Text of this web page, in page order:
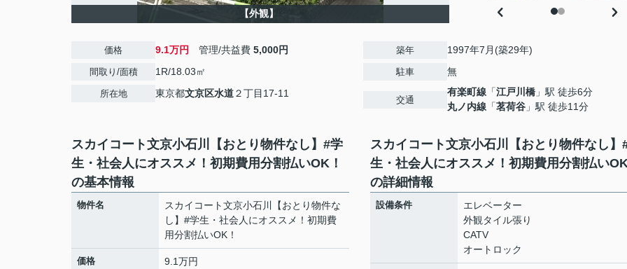
【外観】
価格 9.1万円 管理/共益費 5,000円
間取り/面積 1R/18.03㎡
所在地 東京都文京区水道２丁目17-11
築年 1997年7月(築29年)
駐車 無
交通
有楽町線 「江戸川橋 」駅 徒歩6分
丸ノ内線 「茗荷谷 」駅 徒歩11分
スカイコート文京小石川【おとり物件なし】#学
生・社会人にオススメ！初期費用分割払いOK！
の基本情報
物件名
スカイコート文京小石川【おとり物件な
し】#学生・社会人にオススメ！初期費
用分割払いOK！
価格 9.1万円
スカイコート文京小石川【おとり物件なし】
生・社会人にオススメ！初期費用分割払い
の詳細情報
設備条件
エレベーター
外観タイル張り
CATV
オートロック